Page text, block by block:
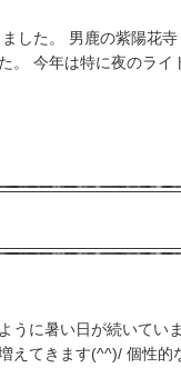
した。 男鹿の紫陽花
。 今年は特に夜のラ
うに暑い日が続いて
えてきます(^^)/ 個性